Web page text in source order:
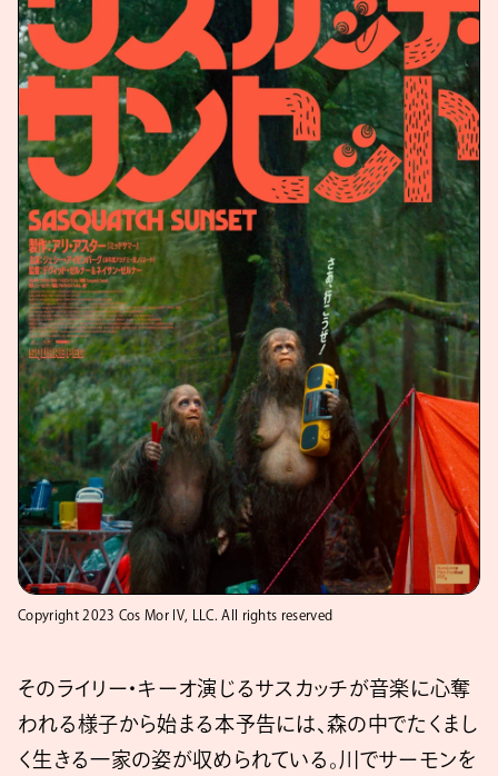
Copyright 2023 Cos Mor IV, LLC. All rights reserved
そのライリー・キーオ演じるサスカッチが⾳楽に⼼奪
われる様⼦から始まる本予告には、森の中でたくまし
く生きる一家の姿が収められている。川でサーモンを